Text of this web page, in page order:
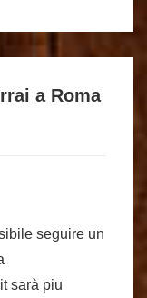
a Roma
seguire un
sarà piu